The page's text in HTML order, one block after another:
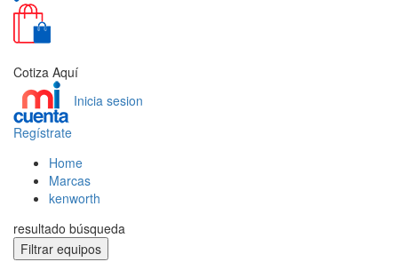
Cotiza Aquí
Inicia sesion
Regístrate
Home
Marcas
kenworth
resultado búsqueda
Filtrar equipos